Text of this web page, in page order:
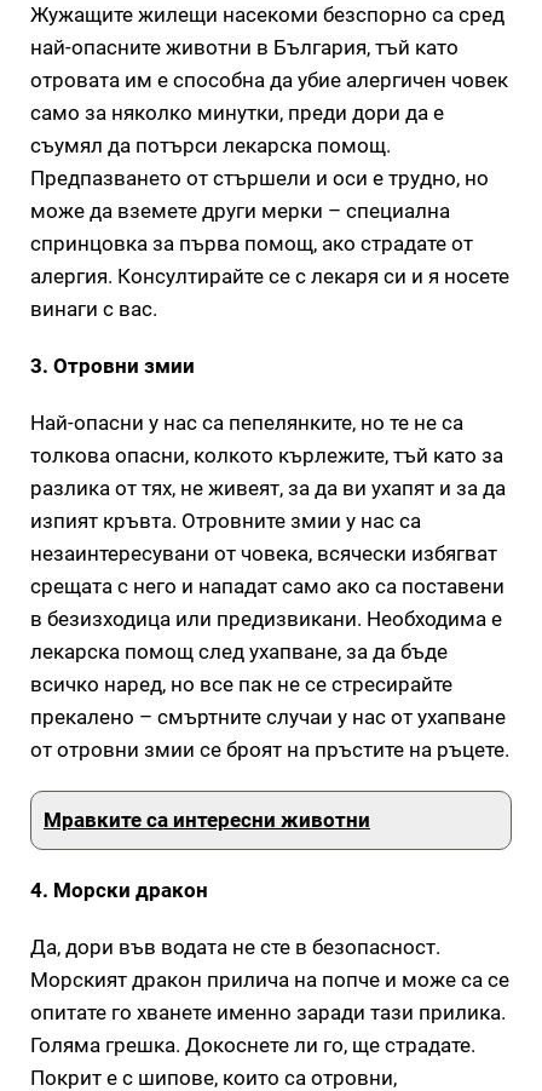
Жужащите жилещи насекоми безспорно са сред
най-опасните животни в България, тъй като
отровата им е способна да убие алергичен човек
само за няколко минутки, преди дори да е
съумял да потърси лекарска помощ.
Предпазването от стършели и оси е трудно, но
може да вземете други мерки – специална
спринцовка за първа помощ, ако страдате от
алергия. Консултирайте се с лекаря си и я носете
винаги с вас.
3. Отровни змии
Най-опасни у нас са пепелянките, но те не са
толкова опасни, колкото кърлежите, тъй като за
разлика от тях, не живеят, за да ви ухапят и за да
изпият кръвта. Отровните змии у нас са
незаинтересувани от човека, всячески избягват
срещата с него и нападат само ако са поставени
в безизходица или предизвикани. Необходима е
лекарска помощ след ухапване, за да бъде
всичко наред, но все пак не се стресирайте
прекалено – смъртните случаи у нас от ухапване
от отровни змии се броят на пръстите на ръцете.
Мравките са интересни животни
4. Морски дракон
Да, дори във водата не сте в безопасност.
Морският дракон прилича на попче и може са се
опитате го хванете именно заради тази прилика.
Голяма грешка. Докоснете ли го, ще страдате.
Покрит е с шипове, които са отровни,